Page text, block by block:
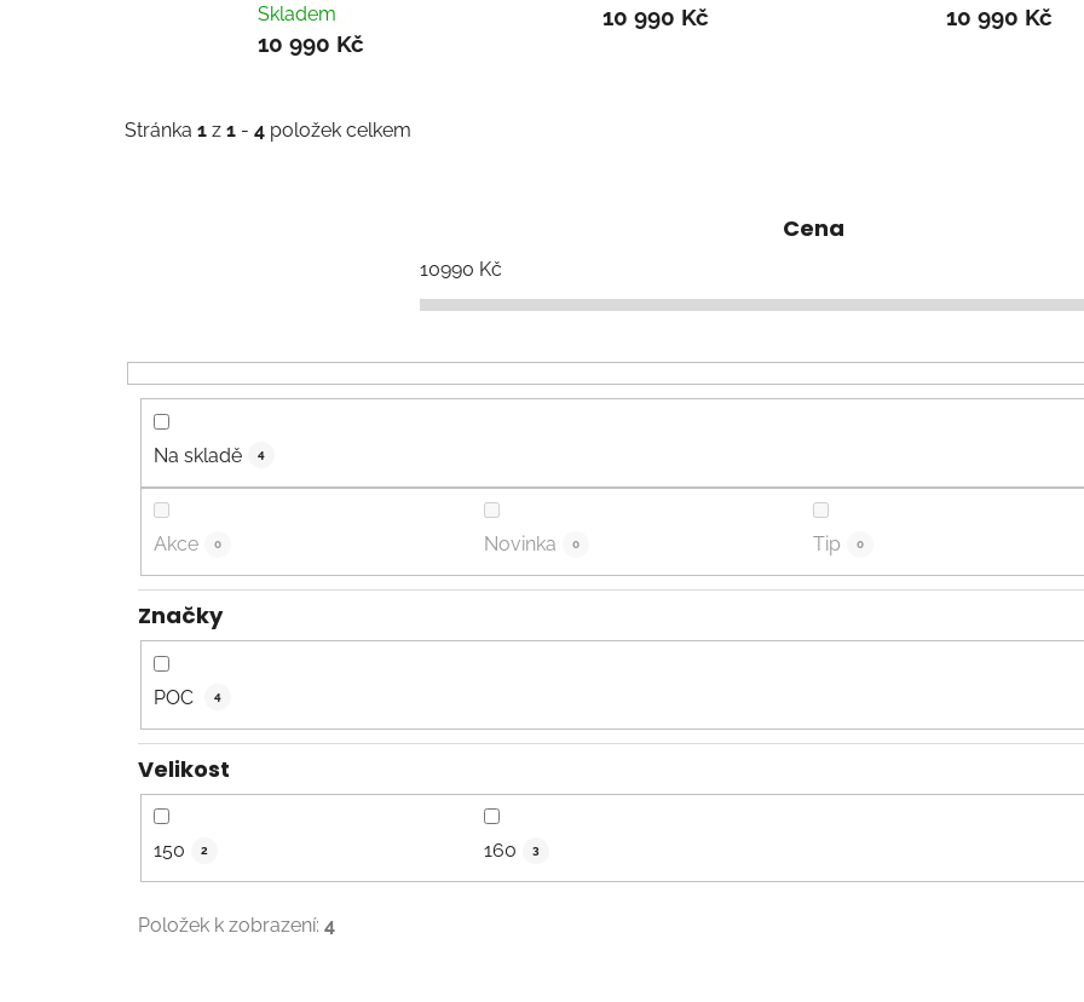
Skladem
10 990 Kč
10 990 Kč 10 990 Kč
Stránka 1 z 1 - 4 položek celkem
Cena
10990 Kč
Na skladě 4
Akce 0 Novinka 0 Tip 0
Značky
POC 4
Velikost
150 2 160 3
Položek k zobrazení: 4